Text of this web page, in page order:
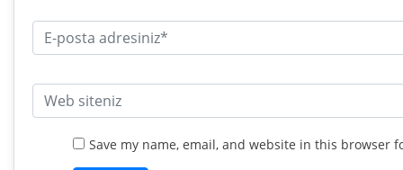
Save my name, email, and website in this browser